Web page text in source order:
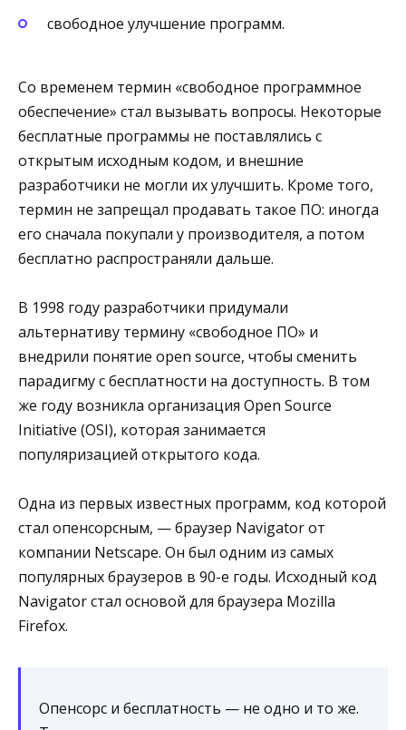
свободное улучшение программ.
Со временем термин «свободное программное
обеспечение» стал вызывать вопросы. Некоторые
бесплатные программы не поставлялись с
открытым исходным кодом, и внешние
разработчики не могли их улучшить. Кроме того,
термин не запрещал продавать такое ПО: иногда
его сначала покупали у производителя, а потом
бесплатно распространяли дальше.
В 1998 году разработчики придумали
альтернативу термину «свободное ПО» и
внедрили понятие open source, чтобы сменить
парадигму с бесплатности на доступность. В том
же году возникла организация Open Source
Initiative (OSI), которая занимается
популяризацией открытого кода.
Одна из первых известных программ, код которой
стал опенсорсным, — браузер Navigator от
компании Netscape. Он был одним из самых
популярных браузеров в 90-е годы. Исходный код
Navigator стал основой для браузера Mozilla
Firefox.
Опенсорс и бесплатность — не одно и то же.